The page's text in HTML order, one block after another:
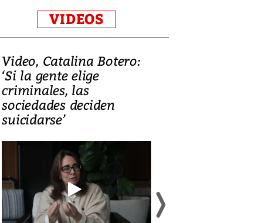
VIDEOS
Video, Catalina Botero:
‘Si la gente elige
criminales, las
sociedades deciden
suicidarse’